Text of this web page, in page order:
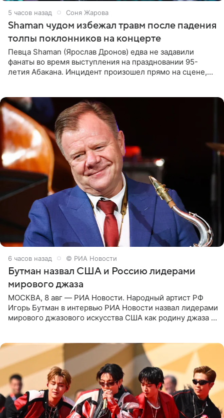
5 часов назад Соня Жарова
Shaman чудом избежал травм после падения
толпы поклонников на концерте
Певца Shaman (Ярослав Дронов) едва не задавили
фанаты во время выступления на праздновании 95-
летия Абакана. Инцидент произошел прямо на сцене,
6 часов назад © РИА Новости
Бутман назвал США и Россию лидерами
мирового джаза
МОСКВА, 8 авг — РИА Новости. Народный артист РФ
Игорь Бутман в интервью РИА Новости назвал лидерами
мирового джазового искусства США как родину джаза и